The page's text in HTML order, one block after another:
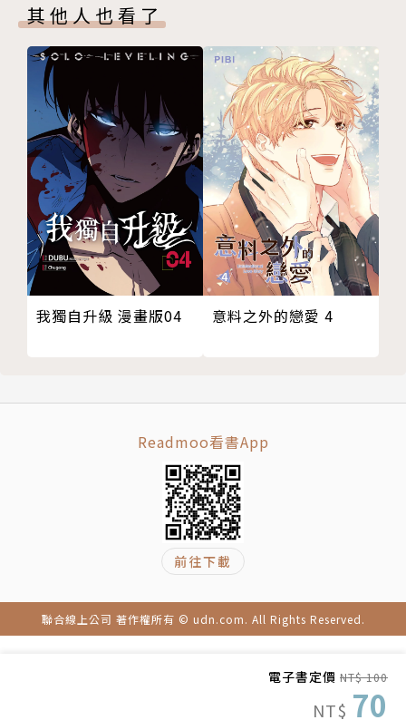
電子書定價 NT$ 100
NT$ 70
其他人也看了
我獨自升級 漫畫版04 意料之外的戀愛 4
Readmoo看書App
前往下載
聯合線上公司 著作權所有 © udn.com. All Rights Reserved.